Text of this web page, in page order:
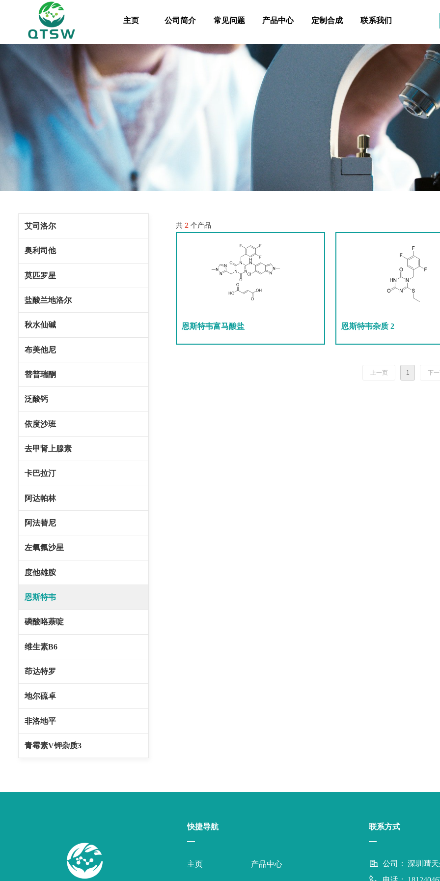
主页
公司简介
常见问题
产品中心
定制合成
联系我们
共 2 个产品
恩斯特韦富马酸盐 恩斯特韦杂质 2
上一页 1 下
艾司洛尔
奥利司他
莫匹罗星
盐酸兰地洛尔
秋水仙碱
布美他尼
替普瑞酮
泛酸钙
依度沙班
去甲肾上腺素
卡巴拉汀
阿达帕林
阿法替尼
左氧氟沙星
度他雄胺
恩斯特韦
磷酸咯萘啶
维生素B6
茚达特罗
地尔硫卓
非洛地平
青霉素V钾杂质3
公司： 深圳晴
联系方式
—
主页 产品中心
快捷导航
—